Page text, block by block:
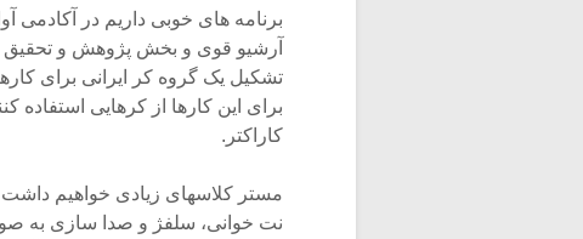
برنامه های خوبی داریم در آکادمی
آرشیو قوی و بخش پژوهش و تحقیق
تشکیل یک گروه کر ایرانی برای
برای این کارها از کرهایی استفاده
کاراکتر.
مستر کلاسهای زیادی خواهیم داشت
نت خوانی، سلفژ و صدا سازی به